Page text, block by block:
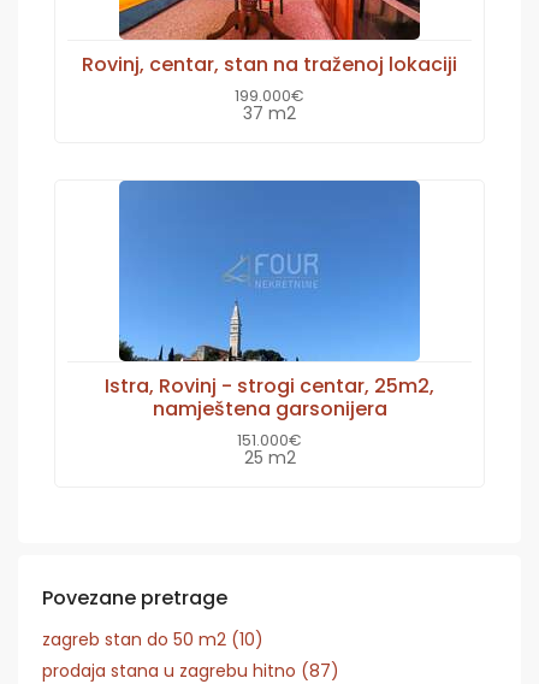
Rovinj, centar, stan na traženoj lokaciji
199.000€
37 m2
Istra, Rovinj - strogi centar, 25m2,
namještena garsonijera
151.000€
25 m2
Povezane pretrage
zagreb stan do 50 m2 (10)
prodaja stana u zagrebu hitno (87)